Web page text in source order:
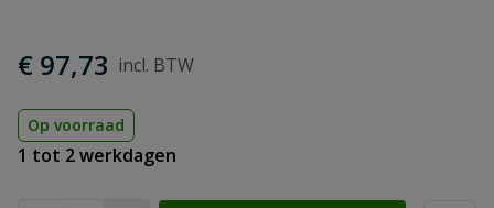
€ 97,73
Op voorraad
1 tot 2 werkdagen